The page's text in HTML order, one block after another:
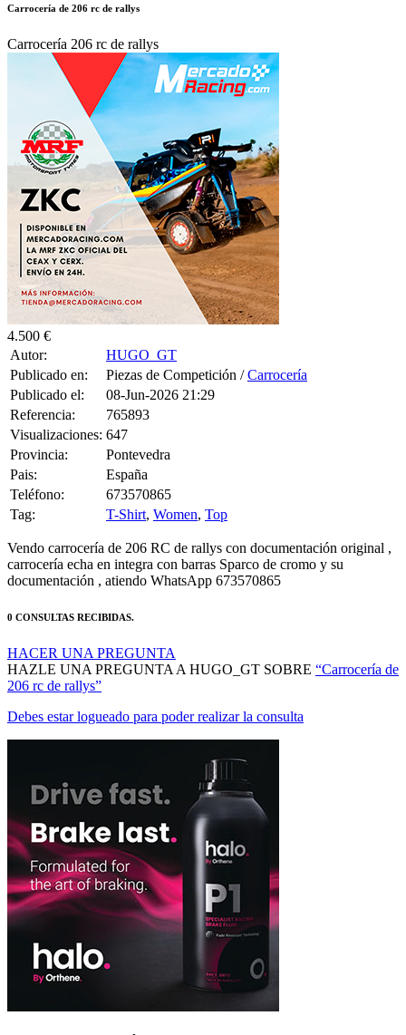
HUGO_GT
Publicado en:
Piezas de Competición /
Publicado el:
08-Jun-2026 21:29
Referencia:
765893
Visualizaciones:
647
Provincia:
Pontevedra
Pais:
España
Teléfono:
673570865
Tag:
Women,Top
Vendo carrocería de 206 RC de rallys con documentación original ,
carrocería echa en integra con barras Sparco de cromo y su
documentación , atiendo WhatsApp 673570865
0 CONSULTAS RECIBIDAS.
HACER UNA PREGUNTA
HAZLE UNA PREGUNTA A HUGO_GT SOBRE
206 rc de rallys”
Debes estar logueado para poder realizar la consulta
MANTENTE AL DÍA DE NUESTRAS NOVEDADES:
ÚNETE
Términos y condiciones de uso, normas y política de privacidad.